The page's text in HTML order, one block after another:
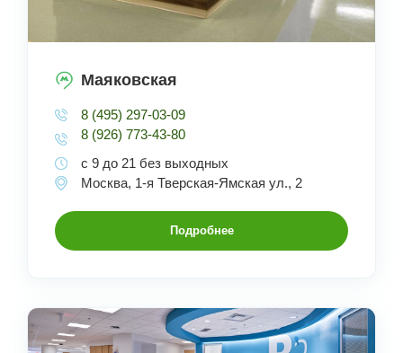
Маяковская
8 (495) 297-03-09
8 (926) 773-43-80
с 9 до 21 без выходных
Москва, 1-я Тверская-Ямская ул., 2
Подробнее